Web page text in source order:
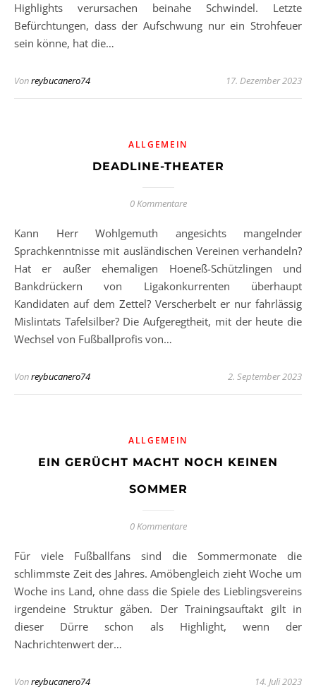
Highlights verursachen beinahe Schwindel. Letzte
Befürchtungen, dass der Aufschwung nur ein Strohfeuer
sein könne, hat die…
Vonreybucanero74 17. Dezember 2023
ALLGEMEIN
DEADLINE-THEATER
0 Kommentare
Kann Herr Wohlgemuth angesichts mangelnder
Sprachkenntnisse mit ausländischen Vereinen verhandeln?
Hat er außer ehemaligen Hoeneß-Schützlingen und
Bankdrückern von Ligakonkurrenten überhaupt
Kandidaten auf dem Zettel? Verscherbelt er nur fahrlässig
Mislintats Tafelsilber? Die Aufgeregtheit, mit der heute die
Wechsel von Fußballprofis von…
Vonreybucanero74 2. September 2023
ALLGEMEIN
EIN GERÜCHT MACHT NOCH KEINEN
SOMMER
0 Kommentare
Für viele Fußballfans sind die Sommermonate die
schlimmste Zeit des Jahres. Amöbengleich zieht Woche um
Woche ins Land, ohne dass die Spiele des Lieblingsvereins
irgendeine Struktur gäben. Der Trainingsauftakt gilt in
dieser Dürre schon als Highlight, wenn der
Nachrichtenwert der…
Vonreybucanero74 14. Juli 2023